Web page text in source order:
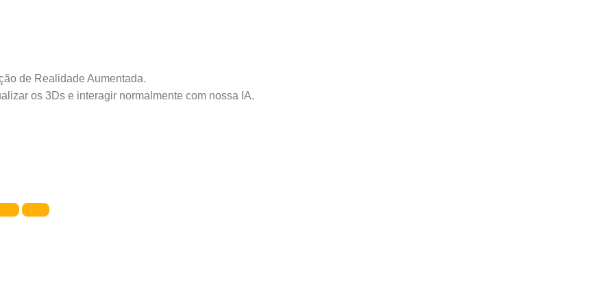
de Realidade Aumentada.
os 3Ds e interagir normalmente com nossa IA.